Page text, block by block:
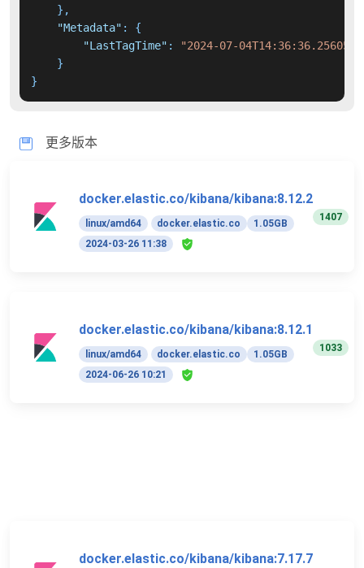
} ,
"Metadata" :
{
"LastTagTime" :
"2024-07-
}
}
更多版本
docker.elastic.co/kibana/kibana:8.12.2
linux/amd64 docker.elastic.co
1.05GB
2024-03-26 11:38
1407
docker.elastic.co/kibana/kibana:8.12.1
linux/amd64 docker.elastic.co
1.05GB
2024-06-26 10:21
1033
docker.elastic.co/kibana/kibana:7.17.7